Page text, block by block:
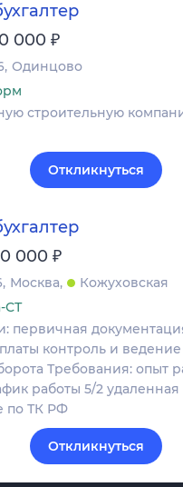
000 ₽
Одинцово
строительную
Откликнуться
000 ₽
Москва
Кожуховская
СТ
первичная
контроль и ведение
Требования: опыт
работы 5/2 удаленная
по ТК РФ
Откликнуться